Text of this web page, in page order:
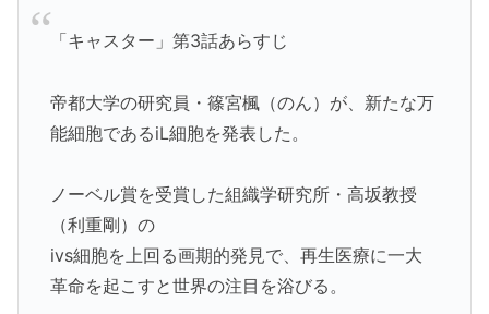
「キャスター」第3話あらすじ
帝都大学の研究員・篠宮楓（のん）が、新たな万
能細胞であるiL細胞を発表した。
ノーベル賞を受賞した組織学研究所・高坂教授
（利重剛）の
ivs細胞を上回る画期的発見で、再生医療に一大
革命を起こすと世界の注目を浴びる。